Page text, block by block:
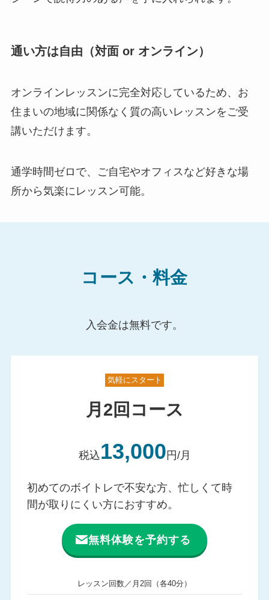
通い方は自由（対面 or オンライン）
オンラインレッスンに完全対応しているため、お
住まいの地域に関係なく質の高いレッスンをご受
講いただけます。
通学時間ゼロで、ご自宅やオフィスなど好きな場
所から気楽にレッスン可能。
コース・料金
入会金は無料です。
気軽にスタート
月2回コース
税込13,000 円/月
初めてのボイトレで不安な方、忙しくて時
間が取りにくい方におすすめ。
無料体験を予約する
レッスン回数／月2回（各40分）